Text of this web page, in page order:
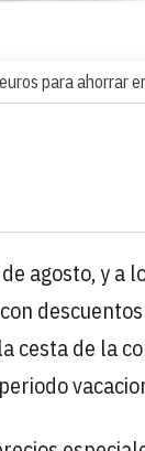
para ahorrar
agosto, y a
cesta de la